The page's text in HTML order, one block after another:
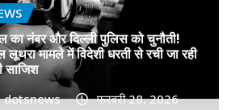
का नंबर और दिल्ली पुलिस को चुनौती!
लूथरा मामले में विदेशी धरती से रची जा रही
साजिश
dotsnews फरवरी 28, 2026